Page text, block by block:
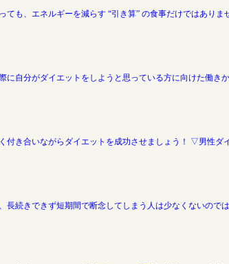
も、エネルギーを減らす “引き算” の食事だけではありま
自分がダイエットをしようと思っている方に向けた働き
き合いながらダイエットを成功させましょう！ ▽男性ダ
続きできず短期間で断念してしまう人は少なくないので